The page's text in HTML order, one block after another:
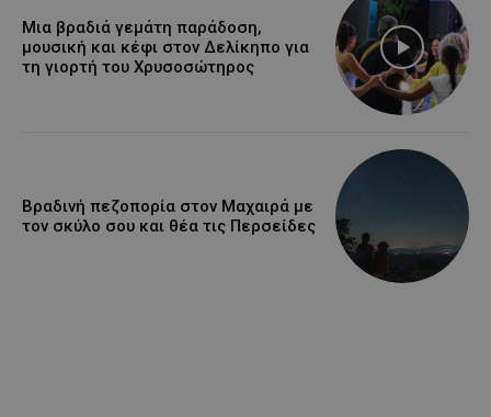
Μια βραδιά γεμάτη παράδοση,
μουσική και κέφι στον Δελίκηπο για
τη γιορτή του Χρυσοσώτηρος
Βραδινή πεζοπορία στον Μαχαιρά με
τον σκύλο σου και θέα τις Περσείδες